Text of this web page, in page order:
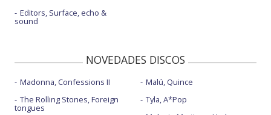
Editors, Surface, echo &
sound
NOVEDADES DISCOS
Madonna, Confessions II
The Rolling Stones, Foreign
tongues
Malú, Quince
Tyla, A*Pop